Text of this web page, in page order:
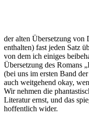
der alten Übersetzung von
enthalten) fast jeden Satz
von dem ich einiges
Übersetzung des Romans
(bei uns im ersten Band
auch weitgehend okay,
Wir nehmen die
Literatur ernst, und das
hoffentlich wider.